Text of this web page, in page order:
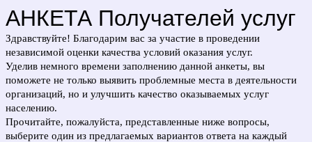
АНКЕТА Получателей услуг
Здравствуйте! Благодарим вас за участие в проведении
независимой оценки качества условий оказания услуг.
Уделив немного времени заполнению данной анкеты, вы
поможете не только выявить проблемные места в деятельности
организаций, но и улучшить качество оказываемых услуг
населению.
Прочитайте, пожалуйста, представленные ниже вопросы,
выберите один из предлагаемых вариантов ответа на каждый